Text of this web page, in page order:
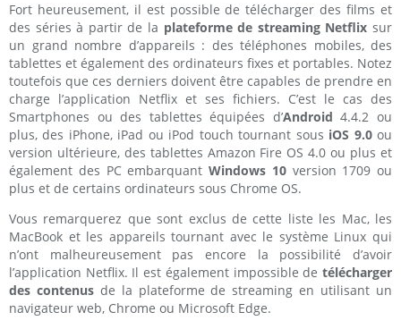
Fort heureusement, il est possible de télécharger des films et
des séries à partir de la plateforme de streaming Netflix sur
un grand nombre d’appareils : des téléphones mobiles, des
tablettes et également des ordinateurs fixes et portables. Notez
toutefois que ces derniers doivent être capables de prendre en
charge l’application Netflix et ses fichiers. C’est le cas des
Smartphones ou des tablettes équipées d’Android 4.4.2 ou
plus, des iPhone, iPad ou iPod touch tournant sous iOS 9.0ou
version ultérieure, des tablettes Amazon Fire OS 4.0 ou plus et
également des PC embarquant Windows 10version 1709 ou
plus et de certains ordinateurs sous Chrome OS.
Vous remarquerez que sont exclus de cette liste les Mac, les
MacBook et les appareils tournant avec le système Linux qui
n’ont malheureusement pas encore la possibilité d’avoir
l’application Netflix. Il est également impossible de télécharger
des contenusde la plateforme de streaming en utilisant un
navigateur web, Chrome ou Microsoft Edge.